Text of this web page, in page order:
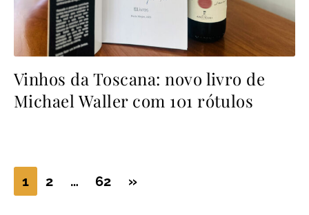
Vinhos da Toscana: novo livro de
Michael Waller com 101 rótulos
1 2 … 62 »